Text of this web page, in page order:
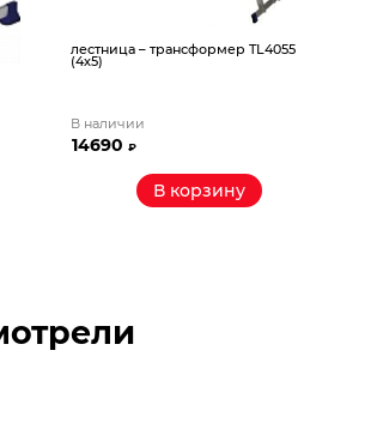
лестница – трансформер TL4055
(4х5)
В наличии
14690₽
В корзину